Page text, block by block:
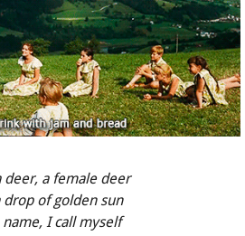
deer, a female deer
drop of golden sun
name, I call myself